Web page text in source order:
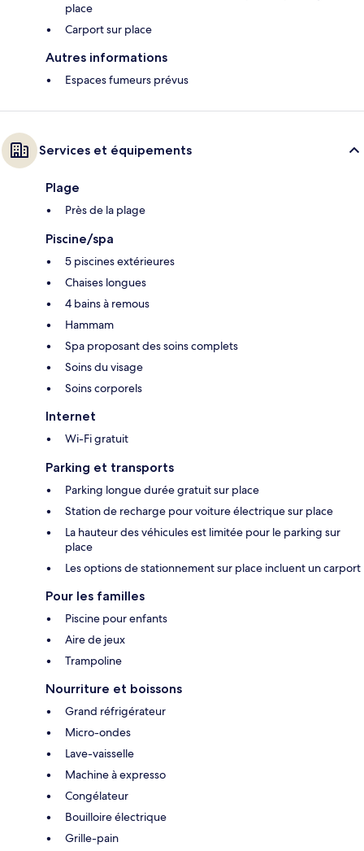
place
Carport sur place
Autres informations
Espaces fumeurs prévus
Services et équipements
Plage
Près de la plage
Piscine/spa
5 piscines extérieures
Chaises longues
4 bains à remous
Hammam
Spa proposant des soins complets
Soins du visage
Soins corporels
Internet
Wi-Fi gratuit
Parking et transports
Parking longue durée gratuit sur place
Station de recharge pour voiture électrique sur place
La hauteur des véhicules est limitée pour le parking sur
place
Les options de stationnement sur place incluent un carport
Pour les familles
Piscine pour enfants
Aire de jeux
Trampoline
Nourriture et boissons
Grand réfrigérateur
Micro-ondes
Lave-vaisselle
Machine à expresso
Congélateur
Bouilloire électrique
Grille-pain